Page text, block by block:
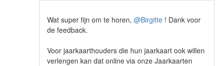
Wat super fijn om te horen, @Birgitte ! Dank voor
de feedback.
Voor jaarkaarthouders die hun jaarkaart ook willen
verlengen kan dat online via onze Jaarkaarten